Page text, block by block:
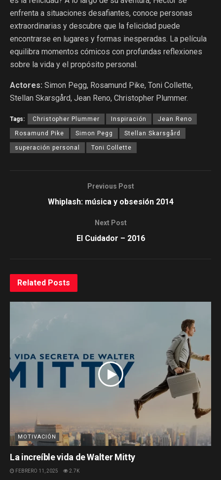
enfrenta a situaciones desafiantes, conoce personas
extraordinarias y descubre que la felicidad puede
encontrarse en lugares y formas inesperadas. La película
equilibra momentos cómicos con profundas reflexiones
sobre la vida y el propósito personal.
Actores: Simon Pegg, Rosamund Pike, Toni Collette,
Stellan Skarsgård, Jean Reno, Christopher Plummer.
Tags: Christopher Plummer Inspiración Jean Reno
Rosamund Pike Simon Pegg Stellan Skarsgård
superación personal Toni Collette
Previous Post
Whiplash: música y obsesión 2014
Next Post
El Cuidador – 2016
Related Posts
MOTIVACIÓN
La increíble vida de Walter Mitty
FEBRERO 11, 2025 2.7K